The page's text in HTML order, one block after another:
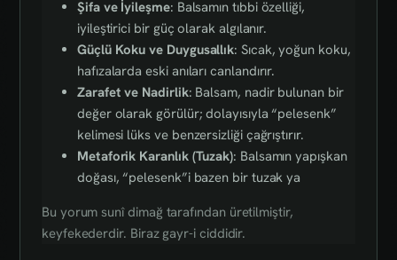
Şifa ve İyileşme: Balsamın tıbbi özelliği,
iyileştirici bir güç olarak algılanır.
Güçlü Koku ve Duygusallık: Sıcak, yoğun koku,
hafızalarda eski anıları canlandırır.
Zarafet ve Nadirlik: Balsam, nadir bulunan bir
değer olarak görülür; dolayısıyla “pelesenk”
kelimesi lüks ve benzersizliği çağrıştırır.
Metaforik Karanlık (Tuzak): Balsamın yapışkan
doğası, “pelesenk”i bazen bir tuzak ya
Bu yorum sunî dimağ tarafından üretilmiştir,
keyfekederdir. Biraz gayr-i ciddidir.